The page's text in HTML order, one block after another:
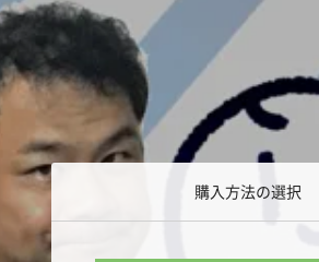
購入方法の選択